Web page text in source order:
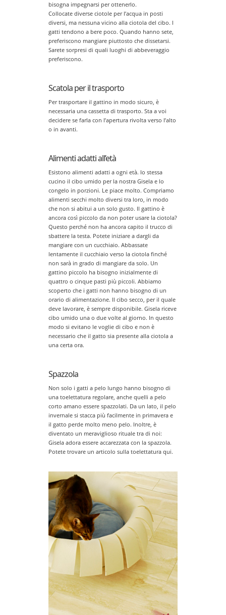
bisogna impegnarsi per ottenerlo.
Collocate diverse ciotole per l’acqua in posti
diversi, ma nessuna vicino alla ciotola del cibo. I
gatti tendono a bere poco. Quando hanno sete,
preferiscono mangiare piuttosto che dissetarsi.
Sarete sorpresi di quali luoghi di abbeveraggio
preferiscono.
Scatola per il trasporto
Per trasportare il gattino in modo sicuro, è
necessaria una cassetta di trasporto. Sta a voi
decidere se farla con l’apertura rivolta verso l’alto
o in avanti.
Alimenti adatti all’età
Esistono alimenti adatti a ogni età. Io stessa
cucino il cibo umido per la nostra Gisela e lo
congelo in porzioni. Le piace molto. Compriamo
alimenti secchi molto diversi tra loro, in modo
che non si abitui a un solo gusto. Il gattino è
ancora così piccolo da non poter usare la ciotola?
Questo perché non ha ancora capito il trucco di
sbattere la testa. Potete iniziare a dargli da
mangiare con un cucchiaio. Abbassate
lentamente il cucchiaio verso la ciotola finché
non sarà in grado di mangiare da solo. Un
gattino piccolo ha bisogno inizialmente di
quattro o cinque pasti più piccoli. Abbiamo
scoperto che i gatti non hanno bisogno di un
orario di alimentazione. Il cibo secco, per il quale
deve lavorare, è sempre disponibile. Gisela riceve
cibo umido una o due volte al giorno. In questo
modo si evitano le voglie di cibo e non è
necessario che il gatto sia presente alla ciotola a
una certa ora.
Spazzola
Non solo i gatti a pelo lungo hanno bisogno di
una toelettatura regolare, anche quelli a pelo
corto amano essere spazzolati. Da un lato, il pelo
invernale si stacca più facilmente in primavera e
il gatto perde molto meno pelo. Inoltre, è
diventato un meraviglioso rituale tra di noi:
Gisela adora essere accarezzata con la spazzola.
Potete trovare un articolo sulla toelettatura qui.